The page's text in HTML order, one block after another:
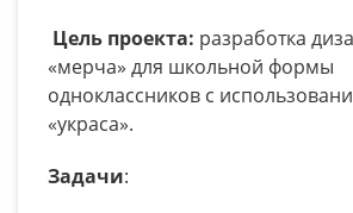
Цель проекта: разработка
«мерча» для школьной формы
одноклассников с
«украса».
Задачи: